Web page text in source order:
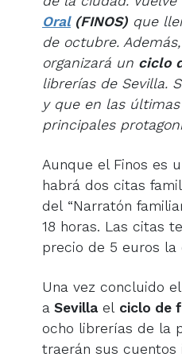
Oral(FINOS) que
de octubre.
organizará un ciclo
librerías de Sevilla.
y que en las
principales
Aunque el Finos es
habrá dos citas
del “Narratón
18 horas. Las citas
precio de 5 euros la
Una vez concluido el
a Sevillael ciclo de
ocho librerías de la
traerán sus cuentos